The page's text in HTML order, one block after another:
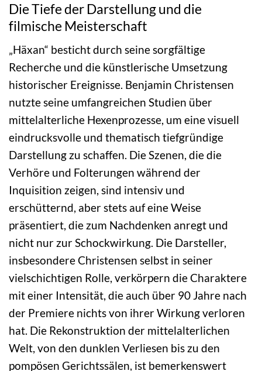
Die Tiefe der Darstellung und die
filmische Meisterschaft
„Häxan“ besticht durch seine sorgfältige
Recherche und die künstlerische Umsetzung
historischer Ereignisse. Benjamin Christensen
nutzte seine umfangreichen Studien über
mittelalterliche Hexenprozesse, um eine visuell
eindrucksvolle und thematisch tiefgründige
Darstellung zu schaffen. Die Szenen, die die
Verhöre und Folterungen während der
Inquisition zeigen, sind intensiv und
erschütternd, aber stets auf eine Weise
präsentiert, die zum Nachdenken anregt und
nicht nur zur Schockwirkung. Die Darsteller,
insbesondere Christensen selbst in seiner
vielschichtigen Rolle, verkörpern die Charaktere
mit einer Intensität, die auch über 90 Jahre nach
der Premiere nichts von ihrer Wirkung verloren
hat. Die Rekonstruktion der mittelalterlichen
Welt, von den dunklen Verliesen bis zu den
pompösen Gerichtssälen, ist bemerkenswert